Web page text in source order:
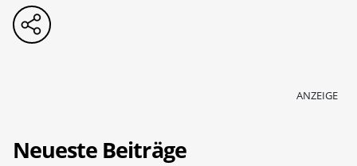
ANZEIGE
Neueste Beiträge